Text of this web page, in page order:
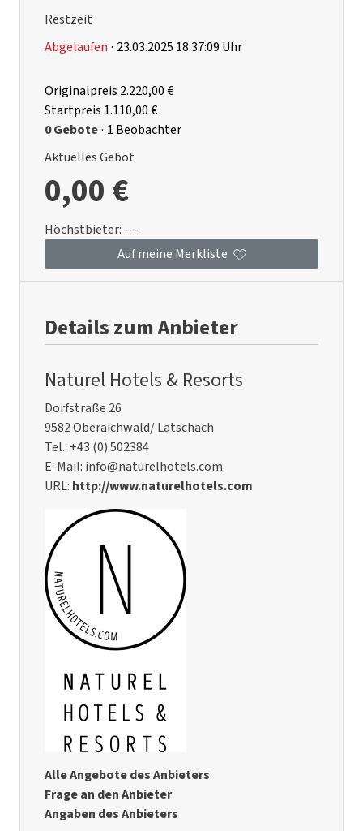
Restzeit
Abgelaufen · 23.03.2025 18:37:09 Uhr
Originalpreis 2.220,00 €
Startpreis 1.110,00 €
0 Gebote· 1 Beobachter
Aktuelles Gebot
0,00 €
Höchstbieter: ---
Auf meine Merkliste
Details zum Anbieter
Naturel Hotels & Resorts
Dorfstraße 26
9582 Oberaichwald/ Latschach
Tel.: +43 (0) 502384
E-Mail: info@naturelhotels.com
URL: http://www.naturelhotels.com
Alle Angebote des Anbieters
Frage an den Anbieter
Angaben des Anbieters